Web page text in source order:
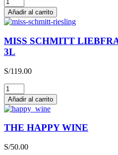
SCHMITT
SÖHNE
cantidad
Añadir al carrito
MISS SCHMITT
3L
S/119.00
MISS
SCHMITT
LIEBFRAUMILCH
QBA
CAJA
x
cantidad
Añadir al carrito
THE HAPPY WINE
S/50.00